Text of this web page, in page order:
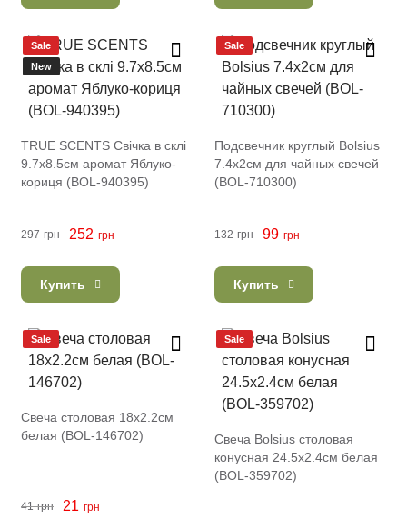
Sale
New
TRUE SCENTS Свічка в склі
9.7х8.5см аромат Яблуко-
кориця (BOL-940395)
297 грн 252 грн
Купить
Sale
Подсвечник круглый Bolsius
7.4х2см для чайных свечей
(BOL-710300)
132 грн 99 грн
Купить
Sale
Свеча столовая 18х2.2см
белая (BOL-146702)
41 грн 21 грн
Sale
Свеча Bolsius столовая
конусная 24.5х2.4см белая
(BOL-359702)